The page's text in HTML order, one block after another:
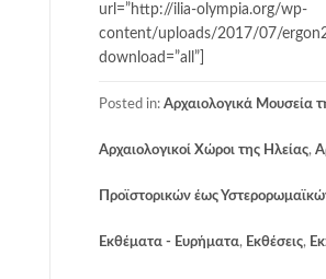
url=”http://ilia-olympia.org/wp-
content/uploads/2017/07/
download=”all”]
Posted in: Αρχαιολογικά Μουσεία
Αρχαιολογικοί Χώροι της Ηλείας,
Προϊστορικών έως
Εκθέματα - Ευρήματα, Εκθέσεις,